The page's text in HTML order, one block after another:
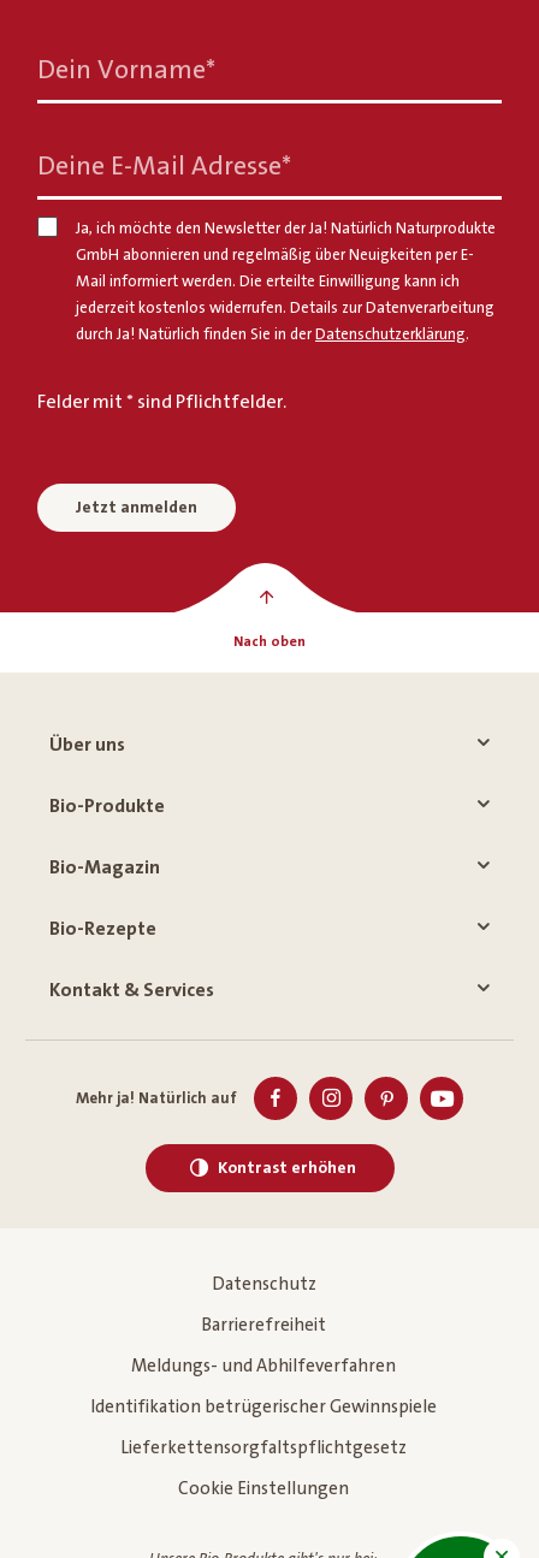
Dein Vorname*
Deine E-Mail Adresse*
Ja, ich möchte den Newsletter der Ja! Natürlich Naturprodukte
GmbH abonnieren und regelmäßig über Neuigkeiten per E-
Mail informiert werden. Die erteilte Einwilligung kann ich
jederzeit kostenlos widerrufen. Details zur Datenverarbeitung
durch Ja! Natürlich finden Sie in der Datenschutzerklärung.
Felder mit * sind Pflichtfelder.
Jetzt anmelden
Nach oben
Über uns
Bio-Produkte
Bio-Magazin
Bio-Rezepte
Kontakt & Services
Mehr ja! Natürlich auf
Kontrast erhöhen
Datenschutz
Barrierefreiheit
Meldungs- und Abhilfeverfahren
Identifikation betrügerischer Gewinnspiele
Lieferkettensorgfaltspflichtgesetz
Cookie Einstellungen